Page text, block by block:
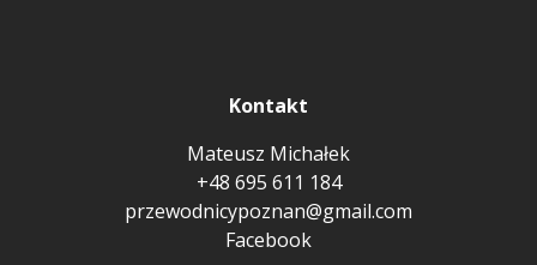
Kontakt
Mateusz Michałek
+48 695 611 184
przewodnicypoznan@gmail.com
Facebook